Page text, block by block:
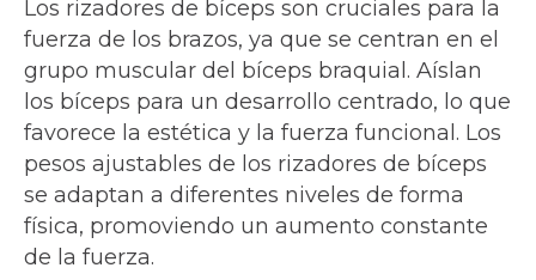
Los rizadores de bíceps son cruciales para la
fuerza de los brazos, ya que se centran en el
grupo muscular del bíceps braquial. Aíslan
los bíceps para un desarrollo centrado, lo que
favorece la estética y la fuerza funcional. Los
pesos ajustables de los rizadores de bíceps
se adaptan a diferentes niveles de forma
física, promoviendo un aumento constante
de la fuerza.